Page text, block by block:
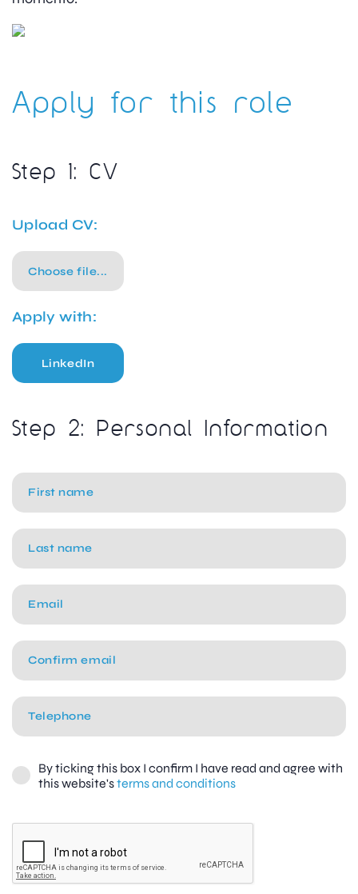
Apply for this role
Step 1: CV
Upload CV:
Choose file...
Apply with:
LinkedIn
Step 2: Personal Information
By ticking this box I confirm I have read and agree with
this website'sterms and conditions